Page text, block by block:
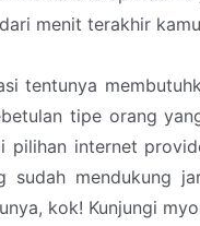
menit terakhir
tentunya
tipe orang
pilihan internet
sudah mendukung
kok! Kunjungi